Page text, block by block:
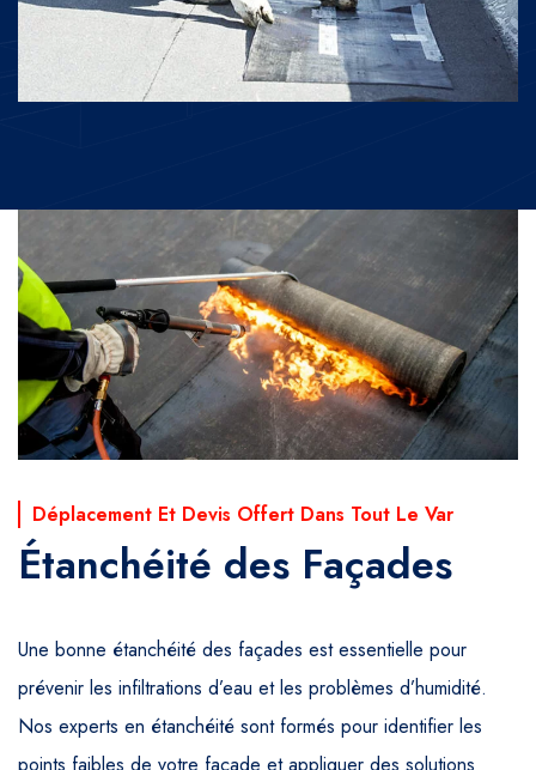
Déplacement Et Devis Offert Dans Tout Le Var
Étanchéité des Façades
Une bonne étanchéité des façades est essentielle pour
prévenir les infiltrations d’eau et les problèmes d’humidité.
Nos experts en étanchéité sont formés pour identifier les
points faibles de votre façade et appliquer des solutions